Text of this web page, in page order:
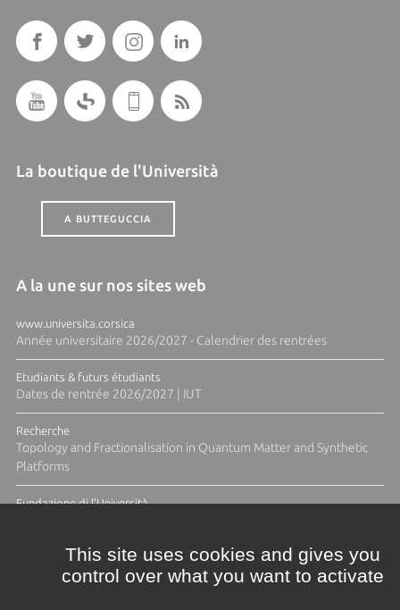
La boutique de l'Università
A BUTTEGUCCIA
A la une sur nos sites web
www.universita.corsica
Année universitaire 2026/2027 - Calendrier des rentrées
Etudiants & futurs étudiants
Dates de rentrée 2026/2027 | IUT
Recherche
Topology and Fractionalisation in Quantum Matter and Synthetic
Platforms
Fundazione di l'Università
This site uses cookies and gives you
control over what you want to activate